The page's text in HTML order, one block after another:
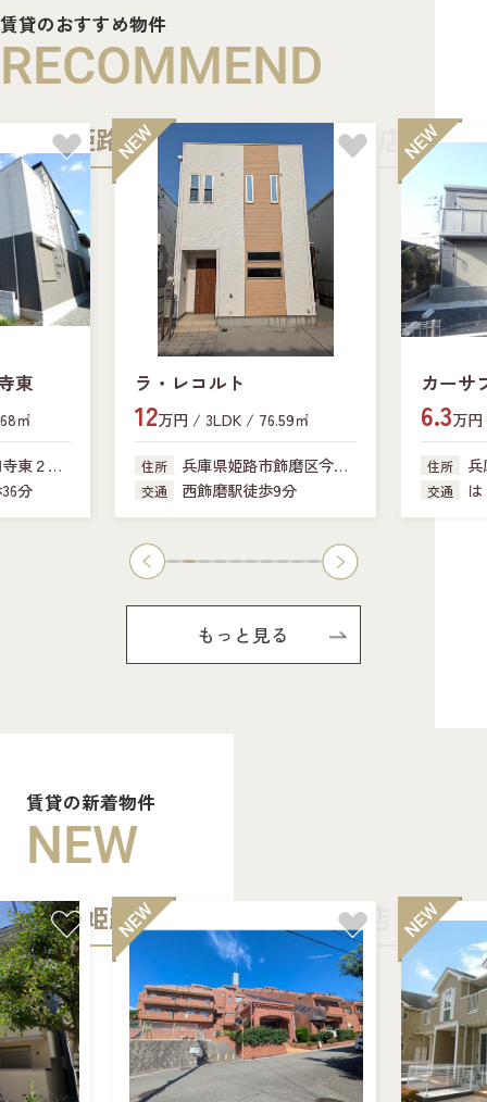
賃貸のおすすめ物件
RECOMMEND
姫路中央店 加古川店
東
㎡
東２丁
分
ラ・レコルト
12万円 / 3LDK / 76.59㎡
住所 兵庫県姫路市飾磨区今在
家
交通 西飾磨駅徒歩9分
カーサ
6.3万
住所
341-18
交通
もっと見る
賃貸の新着物件
NEW
姫路中央店 加古川店